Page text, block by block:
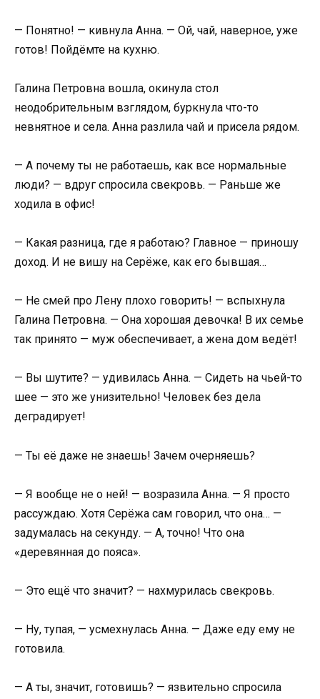
— Понятно! — кивнула Анна. — Ой, чай, наверное, уже
готов! Пойдёмте на кухню.
Галина Петровна вошла, окинула стол
неодобрительным взглядом, буркнула что-то
невнятное и села. Анна разлила чай и присела рядом.
— А почему ты не работаешь, как все нормальные
люди? — вдруг спросила свекровь. — Раньше же
ходила в офис!
— Какая разница, где я работаю? Главное — приношу
доход. И не вишу на Серёже, как его бывшая…
— Не смей про Лену плохо говорить! — вспыхнула
Галина Петровна. — Она хорошая девочка! В их семье
так принято — муж обеспечивает, а жена дом ведёт!
— Вы шутите? — удивилась Анна. — Сидеть на чьей-то
шее — это же унизительно! Человек без дела
деградирует!
— Ты её даже не знаешь! Зачем очерняешь?
— Я вообще не о ней! — возразила Анна. — Я просто
рассуждаю. Хотя Серёжа сам говорил, что она… —
задумалась на секунду. — А, точно! Что она
«деревянная до пояса».
— Это ещё что значит? — нахмурилась свекровь.
— Ну, тупая, — усмехнулась Анна. — Даже еду ему не
готовила.
— А ты, значит, готовишь? — язвительно спросила